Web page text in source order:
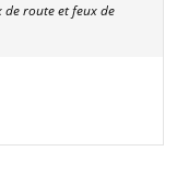
de route et feux de